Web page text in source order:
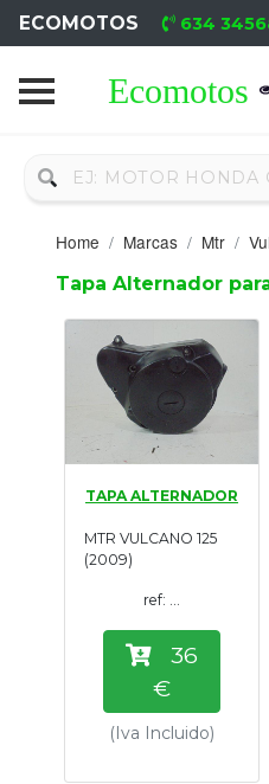
ECOMOTOS 634
Home
Nuevo
Neumáticos
Campa
Motores
Nuevos
Motores
Usados
Tasaciones
Formulario
Empresa
Contacto
Home Marcas Mtr
Tapa Alternador
TAPA ALTERNADOR
MTR VULCANO 125
(2009)
ref: ...
36
€
(Iva Incluido)